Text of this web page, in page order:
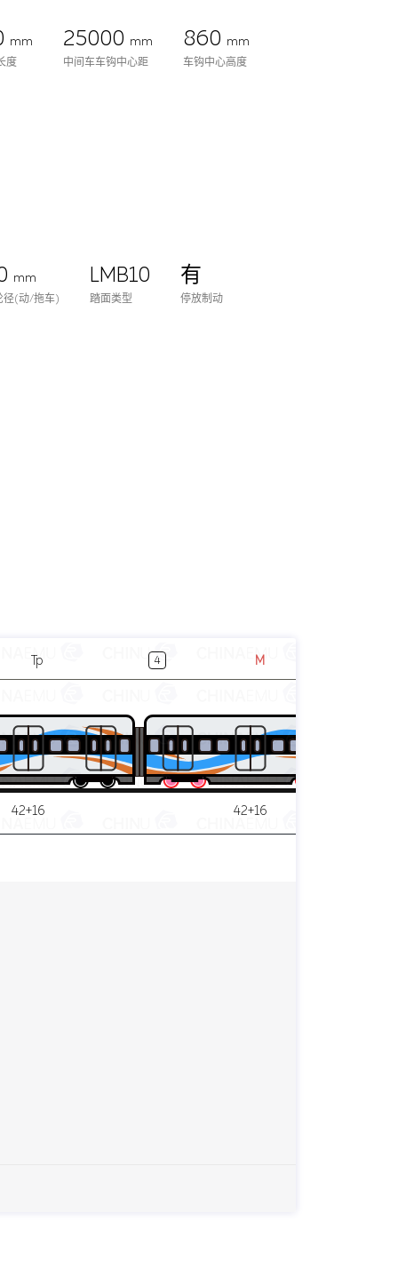
mm
度
25000 mm
中间车车钩中心距
860 mm
车钩中心高度
mm
径(动/拖车)
LMB10
踏面类型
有
停放制动
Tp
42+16
4 M
42+16